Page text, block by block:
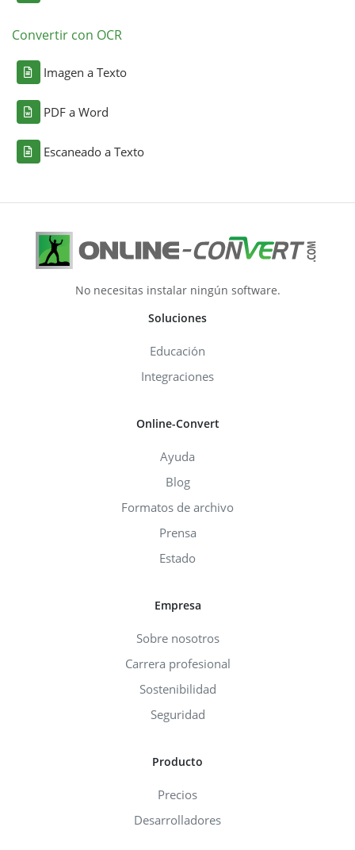
Convertir con OCR
Imagen a Texto
PDF a Word
Escaneado a Texto
No necesitas instalar ningún software.
Soluciones
Educación
Integraciones
Online-Convert
Ayuda
Blog
Formatos de archivo
Prensa
Estado
Empresa
Sobre nosotros
Carrera profesional
Sostenibilidad
Seguridad
Producto
Precios
Desarrolladores